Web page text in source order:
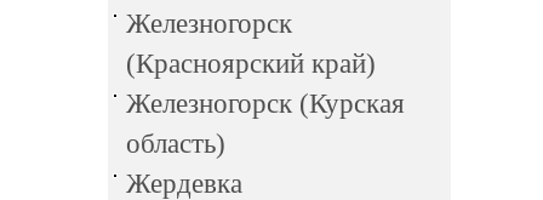
Железногорск
(Красноярский край)
Железногорск (Курская
область)
Жердевка